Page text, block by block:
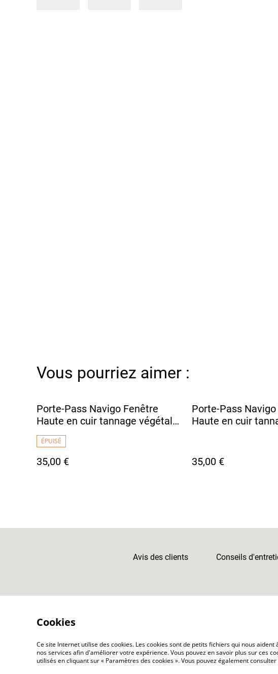
Vous pourriez aimer :
Porte-Pass Navigo Fenêtre
Haute en cuir tannage végétal -
DENSHA Noir Grainé
ÉPUISÉ
35,00 €
Porte-Pass
Haute en cuir
35,00 €
Avis des clients Conseils
©2026 Atelier Karasu
Cookies
Ce site Internet utilise des cookies. Les cookies sont de petits fichiers qui nous
nos services afin d'améliorer votre expérience. Vous pouvez en savoir plus sur ces
utilisés en cliquant sur « Paramètres des cookies ». Vous pouvez également